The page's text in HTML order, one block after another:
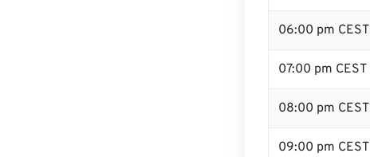
06:00 pm CEST
07:00 pm CEST
08:00 pm CEST
09:00 pm CEST